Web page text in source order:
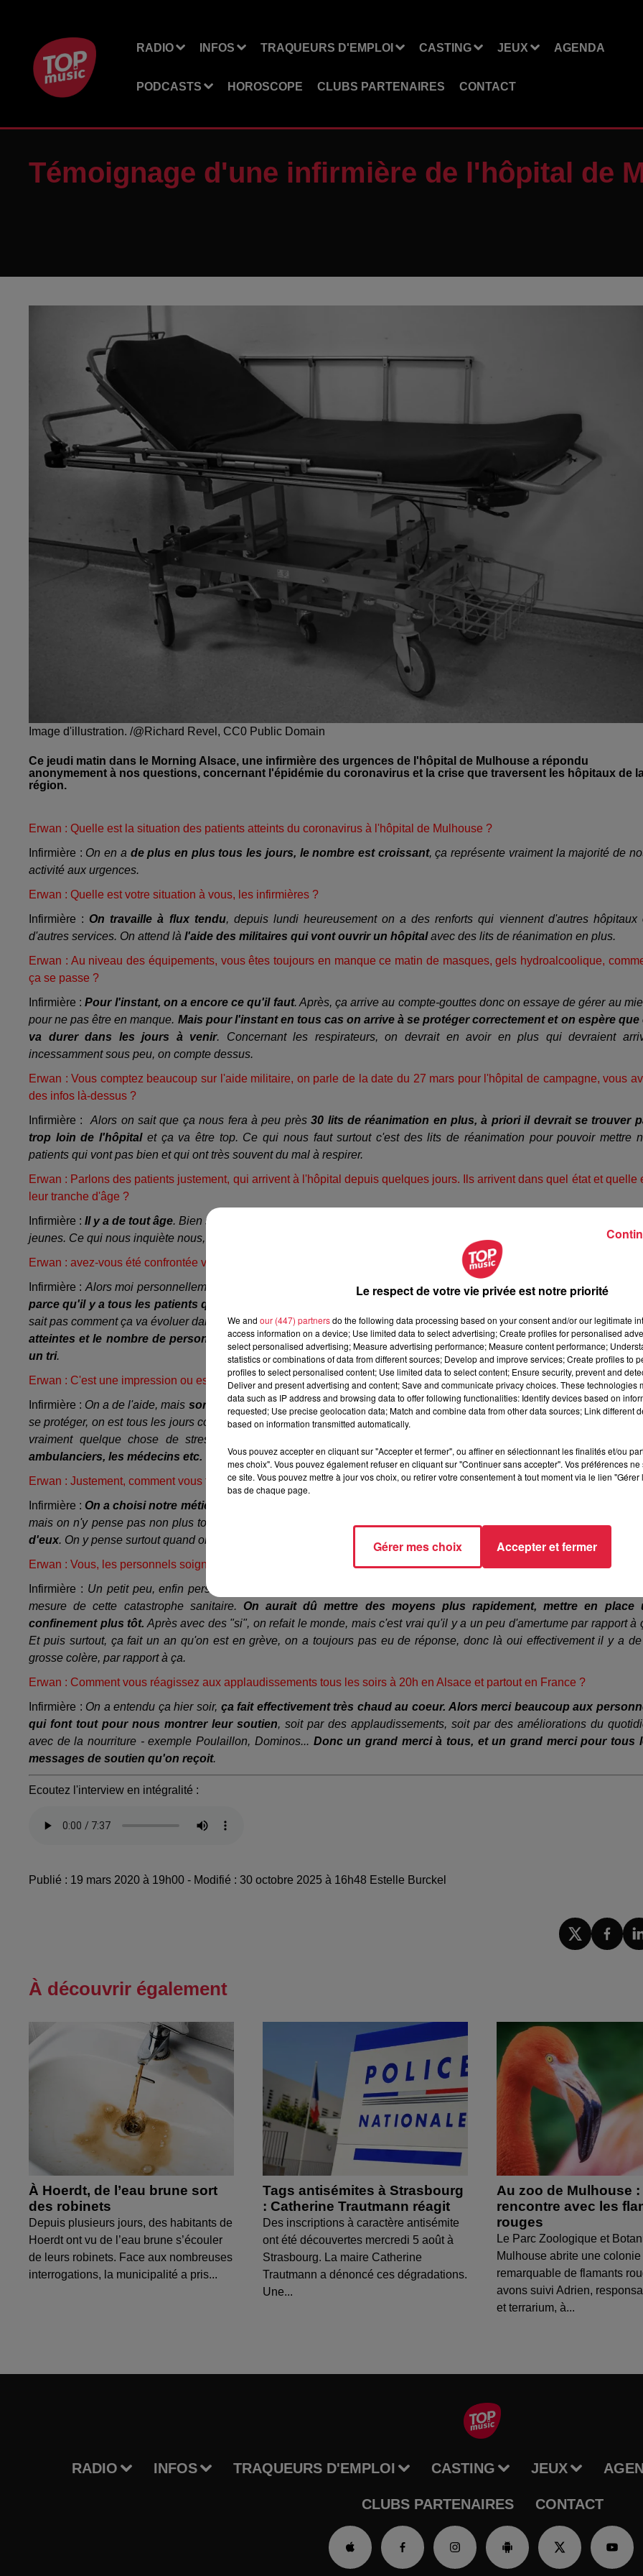
RADIO INFOS TRAQUEURS D'EMPLOI CASTING JEUX AGENDA
PODCASTS HOROSCOPE CLUBS PARTENAIRES CONTACT
Témoignage d'une infirmière de l'hôpital de
Image d'illustration. /@Richard Revel, CC0 Public Domain
Ce jeudi matin dans le Morning Alsace, une infirmière des urgences de l'hôpital de Mulhouse a répondu
anonymement à nos questions, concernant l'épidémie du coronavirus et la crise que traversent les hôpitaux de
région.
Erwan : Quelle est la situation des patients atteints du coronavirus à l'hôpital de Mulhouse ?
Infirmière : On en a de plus en plus tous les jours, le nombre est croissant, ça représente vraiment la majorité de
activité aux urgences.
Erwan : Quelle est votre situation à vous, les infirmières ?
Infirmière : On travaille à flux tendu, depuis lundi heureusement on a des renforts qui viennent d'autres hôpitaux
d'autres services. On attend là l'aide des militaires qui vont ouvrir un hôpitalavec des lits de réanimation en plus.
Erwan : Au niveau des équipements, vous êtes toujours en manque ce matin de masques, gels hydroalcoolique,
ça se passe ?
Infirmière :Pour l'instant, on a encore ce qu'il faut. Après, ça arrive au compte-gouttes donc on essaye de gérer au
pour ne pas être en manque. Mais pour l'instant en tous cas on arrive à se protéger correctement et on espère que
va durer dans les jours à venir. Concernant les respirateurs, on devrait en avoir en plus qui devraient
incessamment sous peu, on compte dessus.
Erwan : Vous comptez beaucoup sur l'aide militaire, on parle de la date du 27 mars pour l'hôpital de campagne, vous
des infos là-dessus ?
Infirmière :Alors on sait que ça nous fera à peu près30 lits de réanimation en plus, à priori il devrait se trouver
trop loin de l'hôpitalet ça va être top. Ce qui nous faut surtout c'est des lits de réanimation pour pouvoir mettre
patients qui vont pas bien et qui ont très souvent du mal à respirer.
Erwan : Parlons des patients justement, qui arrivent à l'hôpital depuis quelques jours. Ils arrivent dans quel état et quelle
leur tranche d'âge ?
Infirmière :Il y a de tout âge. Bien sûr les personnes à risque, ce sont les personnes âgées, mais on a aussi des
jeunes. Ce qui nous inquiète nous, c'est que ces jeunes sont touchés par le Covid-19, sans très gros problème de santé.
Erwan : avez-vous été confrontée vous, en tant qu'infirmière à l'obligation de faire un tri entre les patients ?
Infirmière : Alors moi personnellement non. Il en a effectivement été question à un moment mais làon souffle un petit
parce qu'il y a tous les patients qui ont été transférés les deux derniers jours, on a un petit peu de place
sait pas comment ça va évoluer dans les heures qui suivent doncil faut voir comment évoluent le nombre de
atteintes et le nombre de personnes devant être en réanimation. Mais effectivement c'est le risque, de devoir
un tri.
Erwan : C'est une impression ou est-ce qu'on commence à Mulhouse un
peu à sortir la tête de l'eau, côté soignants ?
Infirmière : On a de l'aide, mais sortir la tête de l'eau, non. Parce que c'est quand même quelque chose de stressant. Il
se protéger, on est tous les jours confronté à ça. Etle risque c'est de l'attraper aussi, de contaminer nos proches.
vraiment quelque chose de stressant pour
ambulanciers, les médecins etc.
Erwan : Justement, comment vous faites psychologiquement pour travailler avec cette crainte ?
Infirmière : On a choisi notre métier, on sait très bien qu'il y a des risques d'épidémie, de pandémie
mais on n'y pense pas non plus toute la journée parce que
nous on est là pour soigner les gens, pour nous
d'eux. On y pense surtout quand on rentre chez nous, quand on a un petit moment de repit, voilà.
Erwan : Vous, les personnels soignants de Mulhouse, vous avez des raisons d'être en colère aujourd'hui ?
Infirmière : Un petit peu, enfin personnellement je suis un peu en colère contre le gouvernement qui n'a pas trop pris
mesure de cette catastrophe sanitaire. On aurait dû mettre des moyens plus rapidement, mettre en place
confinement plus tôt. Après avec des "si", on refait le monde, mais c'est vrai qu'il y a un peu d'amertume par rapport à
Et puis surtout, ça fait un an qu'on est en grève, on a toujours pas eu de réponse, donc là oui effectivement il y a
grosse colère, par rapport à ça.
Erwan : Comment vous réagissez aux applaudissements tous les soirs à 20h en Alsace et partout en France ?
Infirmière : On a entendu ça hier soir, ça fait effectivement très chaud au coeur. Alors merci beaucoup aux
qui font tout pour nous montrer leur soutien, soit par des applaudissements, soit par des améliorations du
avec de la nourriture - exemple Poulaillon, Dominos... Donc un grand merci à tous, et un grand merci pour tous
messages de soutien qu'on reçoit.
Ecoutez l'interview en intégralité :
Publié : 19 mars 2020 à 19h00 - Modifié : 30 octobre 2025 à 16h48 Estelle Burckel
À découvrir également
À Hoerdt, de l’eau brune sort
des robinets
Depuis plusieurs jours, des habitants de
Hoerdt ont vu de l’eau brune s’écouler
de leurs robinets. Face aux nombreuses
interrogations, la municipalité a pris...
Tags antisémites à Strasbourg
: Catherine Trautmann réagit
Des inscriptions à caractère antisémite
ont été découvertes mercredi 5 août à
Strasbourg. La maire Catherine
Trautmann a dénoncé ces dégradations.
Une...
Au zoo de Mulhouse :
rencontre avec les
rouges
Le Parc Zoologique et
Mulhouse abrite une colonie
remarquable de flamants
avons suivi Adrien,
et terrarium, à...
RADIO INFOS TRAQUEURS D'EMPLOI CASTING JEUX
CLUBS PARTENAIRES CONTACT
Le respect de votre vie privée est notre priorité
We and our (447) partnersdo the following data processing based on your consent and/or our legitimate
access information on a device; Use limited data to select advertising; Create profiles for personalised
select personalised advertising; Measure advertising performance; Measure content performance;
statistics or combinations of data from different sources; Develop and improve services; Create profiles to
profiles to select personalised content; Use limited data to select content; Ensure security, prevent and
Deliver and present advertising and content; Save and communicate privacy choices. These technologies
data such as IP address and browsing data to offer following functionalities: Identify devices based on
requested; Use precise geolocation data; Match and combine data from other data sources; Link different
based on information transmitted automatically.
Vous pouvez accepter en cliquant sur "Accepter et fermer", ou affiner en sélectionnant les finalités et/ou
mes choix". Vous pouvez également refuser en cliquant sur "Continuer sans accepter". Vos préférences
ce site. Vous pouvez mettre à jour vos choix, ou retirer votre consentement à tout moment via le lien
bas de chaque page.
Gérer mes choix Accepter et fermer